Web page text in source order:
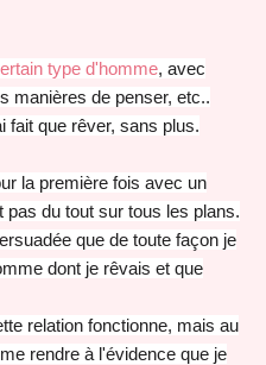
type d'homme, avec
manières de penser, etc..
fait que rêver, sans plus.
la première fois avec un
du tout sur tous les plans.
que de toute façon je
dont je rêvais et que
relation fonctionne, mais au
rendre à l'évidence que je